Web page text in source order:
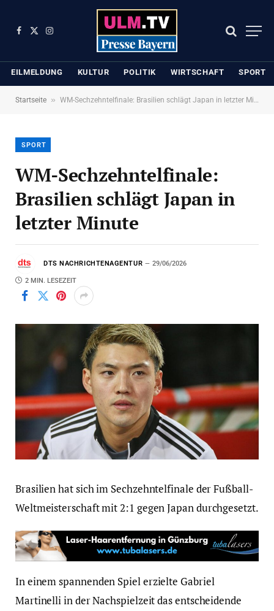
Facebook
X
Instagram
EILMELDUNG KULTUR POLITIK WIRTSCHAFT SPORT
Startseite » WM-Sechzehntelfinale: Brasilien schlägt Japan in letzter Minute
SPORT
WM-Sechzehntelfinale:
Brasilien schlägt Japan in
letzter Minute
DTS NACHRICHTENAGENTUR 29/06/2026
2 MIN. LESEZEIT
Brasilien hat sich im Sechzehntelfinale der Fußball-
Weltmeisterschaft mit 2:1 gegen Japan durchgesetzt.
In einem spannenden Spiel erzielte Gabriel
Martinelli in der Nachspielzeit das entscheidende